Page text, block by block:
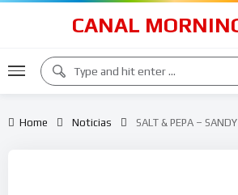
CANAL
Home Noticias SALT & PEPA –